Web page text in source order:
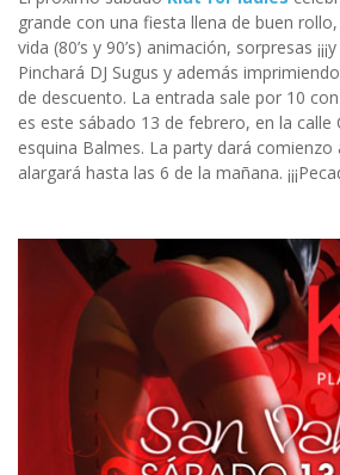
grande con una fiesta llena de buen
vida (80’s y 90’s) animación, sorpresas
Pinchará DJ Sugus y además
de descuento. La entrada sale por 10
es este sábado 13 de febrero, en la calle
esquina Balmes. La party dará comienzo
alargará hasta las 6 de la mañana.